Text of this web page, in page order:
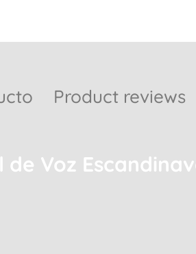
Product reviews
de Voz